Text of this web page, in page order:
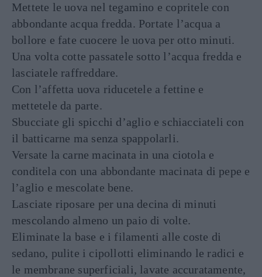
Mettete le uova nel tegamino e copritele con
abbondante acqua fredda. Portate l’acqua a
bollore e fate cuocere le uova per otto minuti.
Una volta cotte passatele sotto l’acqua fredda e
lasciatele raffreddare.
Con l’affetta uova riducetele a fettine e
mettetele da parte.
Sbucciate gli spicchi d’aglio e schiacciateli con
il batticarne ma senza spappolarli.
Versate la carne macinata in una ciotola e
conditela con una abbondante macinata di pepe e
l’aglio e mescolate bene.
Lasciate riposare per una decina di minuti
mescolando almeno un paio di volte.
Eliminate la base e i filamenti alle coste di
sedano, pulite i cipollotti eliminando le radici e
le membrane superficiali, lavate accuratamente,